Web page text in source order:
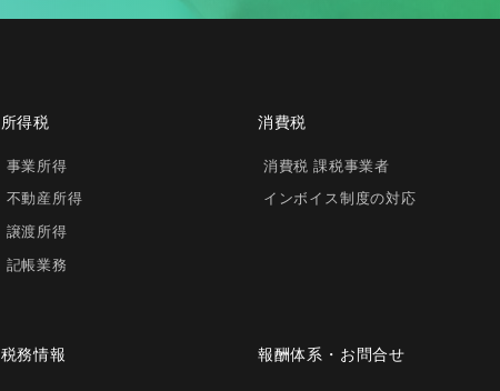
所得税
事業所得
不動産所得
譲渡所得
記帳業務
消費税
消費税 課税事業者
インボイス制度の対応
税務情報 報酬体系・お問合せ